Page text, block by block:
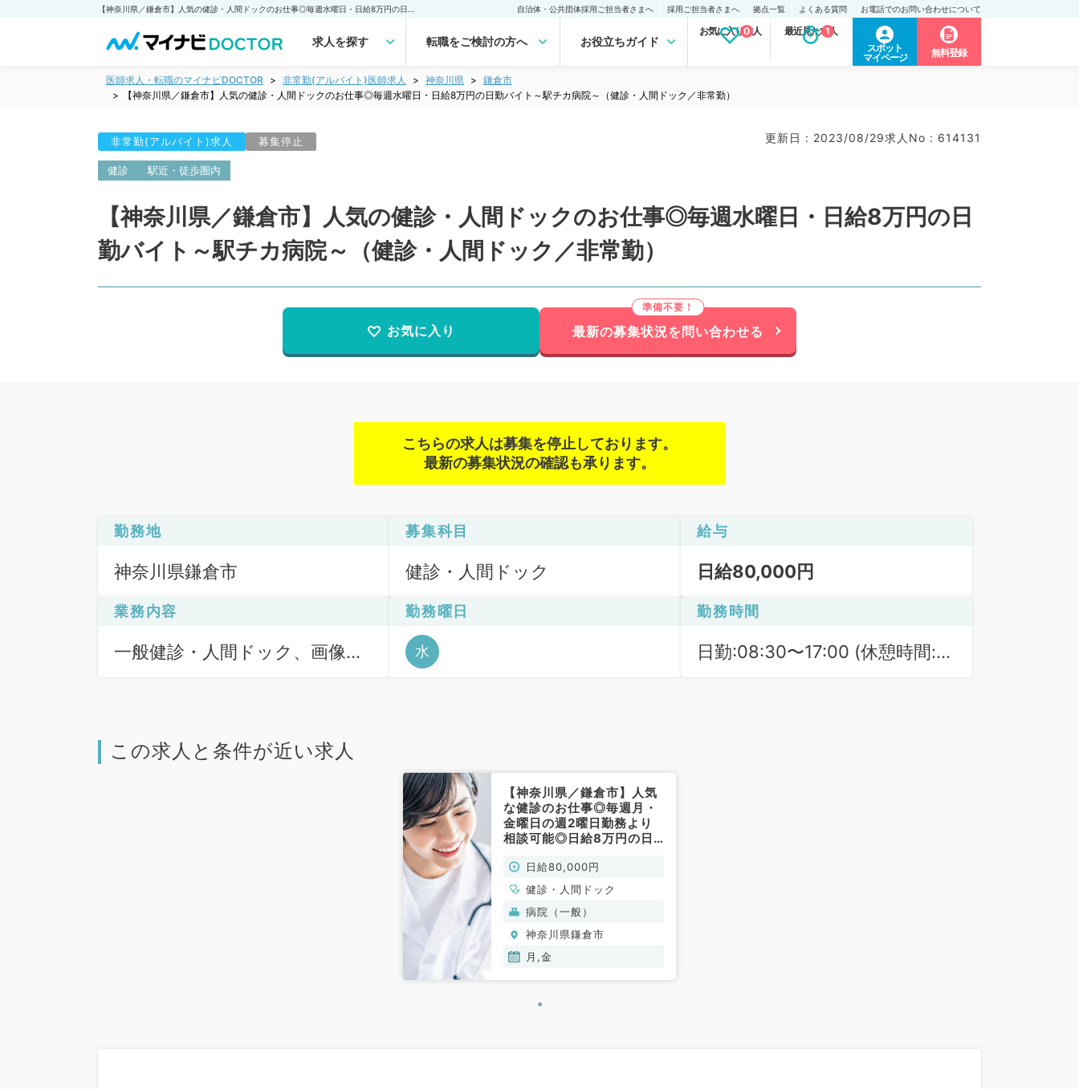
自治体・公共団体採用ご担当者さまへ 採用ご担当者さまへ 拠点一覧 よくある質問 お電話でのお問い合わせについて
求人を探す 転職をご検討の方へ お役立ちガイド
お気に入り求人
0 最近見た求人
1
スポット
マイページ
無料登録
医師求人・転職のマイナビDOCTOR 非常勤(アルバイト)医師求人 神奈川県
鎌倉市
【神奈川県／鎌倉市】人気の健診・人間ドックのお仕事◎毎週水曜日・日給8万円の日勤バイト～駅チカ病院～（健診・人間ドック／非常勤）
非常勤(アルバイト)求人 募集停止 更新日 : 2023/08/29求人No : 614131
健診 駅近・徒歩圏内
【神奈川県／鎌倉市】人気の健診・人間ドックのお仕事◎毎週水曜日・日給8万円の日
勤バイト～駅チカ病院～（健診・人間ドック／非常勤）
お気に入り 最新の募集状況を問い合わせる
こちらの求人は募集を停止しております。
最新の募集状況の確認も承ります。
勤務地
神奈川県鎌倉市
募集科目
健診・人間ドック
給与
日給80,000円
業務内容
一般健診・人間ドック、画像診
勤務曜日
水
勤務時間
日勤:08:30〜17:00 (休憩時間:
この求人と条件が近い求人
【神奈川県／鎌倉市】人気
な健診のお仕事◎毎週月・
金曜日の週2曜日勤務より
相談可能◎日給8万円の日
ク／非常勤）
日給80,000円
健診・人間ドック
病院（一般）
神奈川県鎌倉市
月,金